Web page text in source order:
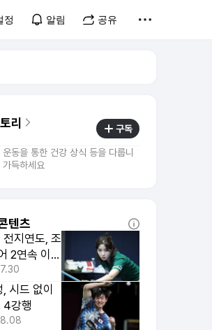
정 알림 공유
리 구독
동을 통한 건강 상식 등을 다룹니
득하세요
텐츠
지연도, 조
2연속 이
시드 없이
4강행